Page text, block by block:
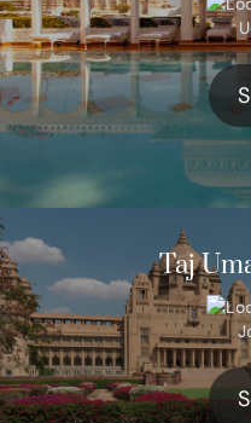
Taj